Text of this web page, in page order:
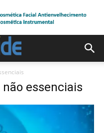
essenciais